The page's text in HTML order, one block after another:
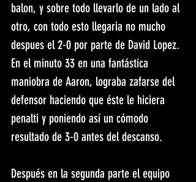
balon, y sobre todo llevarlo de un lado al
otro, con todo esto llegaria no mucho
despues el 2-0 por parte de David Lopez.
En el minuto 33 en una fantástica
maniobra de Aaron, lograba zafarse del
defensor haciendo que éste le hiciera
penalti y poniendo así un cómodo
resultado de 3-0 antes del descanso.
Después en la segunda parte el equipo